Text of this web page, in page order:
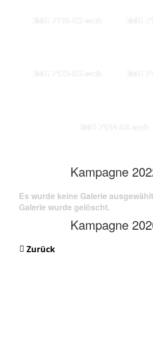
IMG 7116-KS-web IMG
IMG 7123-KS-web IMG
IMG 7134-KS-web
Kampagne
Es wurde keine Galerie
Galerie wurde gelöscht.
Kampagne
Zurück